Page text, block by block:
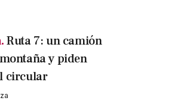
Ruta 7: un camión
y piden
circular